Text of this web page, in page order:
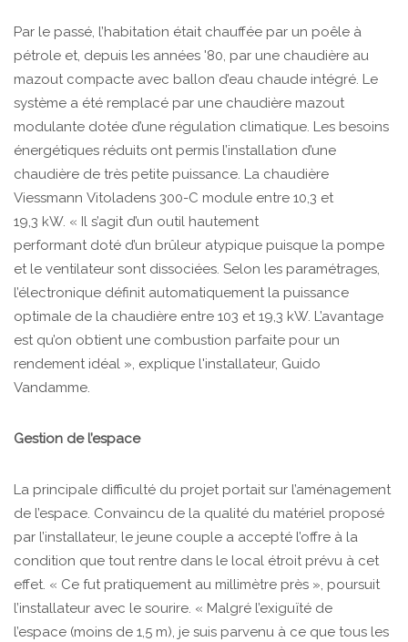
Par le passé, l’habitation était chauffée par un poêle à
pétrole et, depuis les années '80, par une chaudière au
mazout compacte avec ballon d’eau chaude intégré. Le
système a été remplacé par une chaudière mazout
modulante dotée d’une régulation climatique. Les besoins
énergétiques réduits ont permis l’installation d’une
chaudière de très petite puissance. La chaudière
Viessmann Vitoladens 300-C module entre 10,3 et
19,3 kW. « Il s’agit d’un outil hautement
performant doté d’un brûleur atypique puisque la pompe
et le ventilateur sont dissociées. Selon les paramétrages,
l’électronique définit automatiquement la puissance
optimale de la chaudière entre 103 et 19,3 kW. L’avantage
est qu’on obtient une combustion parfaite pour un
rendement idéal », explique l'installateur, Guido
Vandamme.
Gestion de l’espace
La principale difficulté du projet portait sur l’aménagement
de l’espace. Convaincu de la qualité du matériel proposé
par l’installateur, le jeune couple a accepté l’offre à la
condition que tout rentre dans le local étroit prévu à cet
effet. « Ce fut pratiquement au millimètre près », poursuit
l’installateur avec le sourire. « Malgré l’exiguïté de
l’espace (moins de 1,5 m), je suis parvenu à ce que tous les